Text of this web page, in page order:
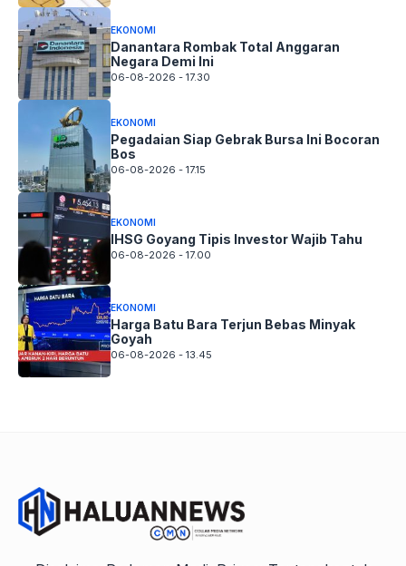
EKONOMI
Danantara Rombak Total Anggaran
Negara Demi Ini
06-08-2026 - 17.30
EKONOMI
Pegadaian Siap Gebrak Bursa Ini Bocoran
Bos
06-08-2026 - 17.15
EKONOMI
IHSG Goyang Tipis Investor Wajib Tahu
06-08-2026 - 17.00
EKONOMI
Harga Batu Bara Terjun Bebas Minyak
Goyah
06-08-2026 - 13.45